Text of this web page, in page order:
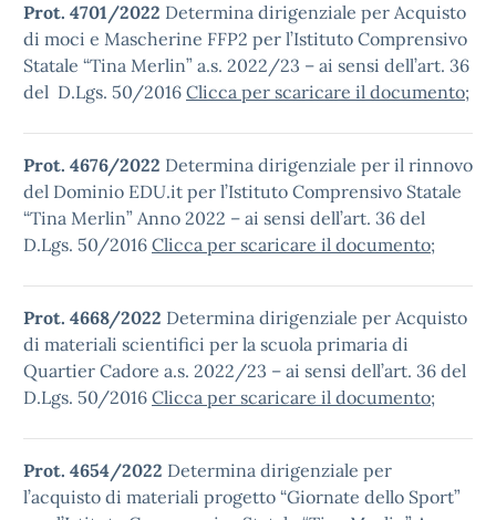
Prot. 4701/2022 Determina dirigenziale per Acquisto
di moci e Mascherine FFP2 per l’Istituto Comprensivo
Statale “Tina Merlin” a.s. 2022/23 – ai sensi dell’art. 36
del D.Lgs. 50/2016 Clicca per scaricare il documento;
Prot. 4676/2022 Determina dirigenziale per il rinnovo
del Dominio EDU.it per l’Istituto Comprensivo Statale
“Tina Merlin” Anno 2022 – ai sensi dell’art. 36 del
D.Lgs. 50/2016 Clicca per scaricare il documento;
Prot. 4668/2022 Determina dirigenziale per Acquisto
di materiali scientifici per la scuola primaria di
Quartier Cadore a.s. 2022/23 – ai sensi dell’art. 36 del
D.Lgs. 50/2016 Clicca per scaricare il documento;
Prot. 4654/2022 Determina dirigenziale per
l’acquisto di materiali progetto “Giornate dello Sport”